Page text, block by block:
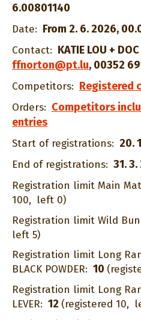
6.00801140
Date: From 2. 6. 2026,
Contact: KATIE LOU +
ffnorton@pt.lu, 00352
Competitors: Registered
Orders: Competitors
entries
Start of registrations: 20.
End of registrations: 31.
Registration limit Main
100, left 0)
Registration limit Wild
left 5)
Registration limit Long
BLACK POWDER: 10
Registration limit Long
LEVER: 12 (registered 10,